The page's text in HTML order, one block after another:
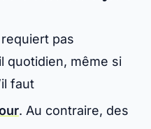
pas
quotidien, même si
faut
. Au contraire, des